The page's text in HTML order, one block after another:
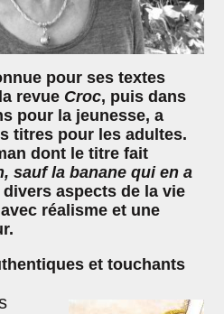
pour ses textes
revue Croc, puis dans
pour la jeunesse, a
titres pour les adultes.
dont le titre fait
sauf la banane qui en a
aspects de la vie
réalisme et une
et touchants